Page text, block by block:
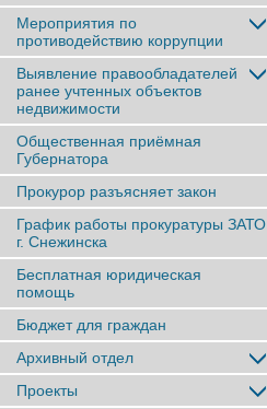
Мероприятия по
противодействию коррупции
Выявление правообладателей
ранее учтенныx объектов
недвижимости
Общественная приёмная
Губернатора
Прокурор разъясняет закон
График работы прокуратуры ЗАТО
г. Снежинска
Бесплатная юридическая
помощь
Бюджет для граждан
Архивный отдел
Проекты